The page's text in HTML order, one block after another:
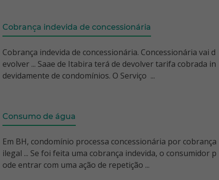
Cobrança indevida de concessionária
Cobrança indevida de concessionária. Concessionária vai d
evolver ... Saae de Itabira terá de devolver tarifa cobrada in
devidamente de condomínios. O Serviço ...
Consumo de água
Em BH, condomínio processa concessionária por cobrança
ilegal ... Se foi feita uma cobrança indevida, o consumidor p
ode entrar com uma ação de repetição ...